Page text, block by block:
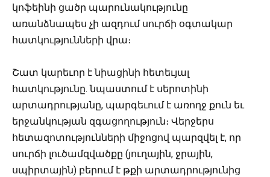
կոֆեինի ցածր պարունակությունը
առանձնապես չի ազդում սուրճի օգտակար
հատկությունների վրա։
Շատ կարեւոր է նիացինի հետեւյալ
հատկությունը. նպաստում է սերոտինի
արտադրությանը, պարգեւում է առողջ քուն եւ
երջանկության զգացողություն։ Վերջերս
հետազոտությունների միջոցով պարզվել է, որ
սուրճի լուծամզվածքը (յուղային, ջրային,
սպիրտային) բերում է թքի արտադրությունից